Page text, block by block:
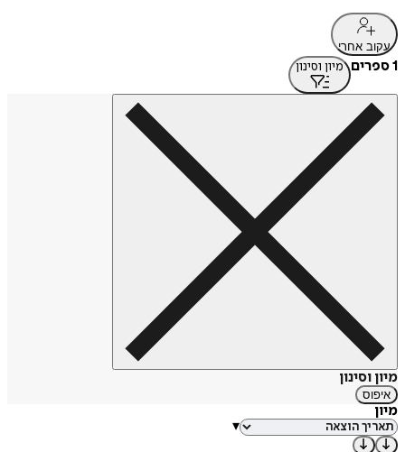
עקוב אחרי
1 ספרים מיון וסינון
מיון וסינון
איפוס
מיון
▾